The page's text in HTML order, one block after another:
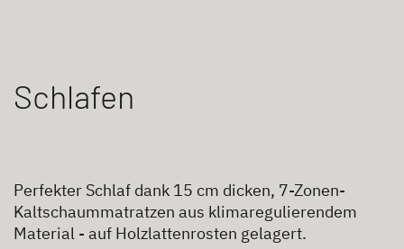
Schlafen
Perfekter Schlaf dank 15 cm dicken, 7-Zonen-
Kaltschaummatratzen aus klimaregulierendem
Material - auf Holzlattenrosten gelagert.